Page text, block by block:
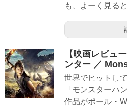
も、よーく見る
【映画レビュ
ンター ／
世界でヒットし
「モンスターハ
作品がポール・